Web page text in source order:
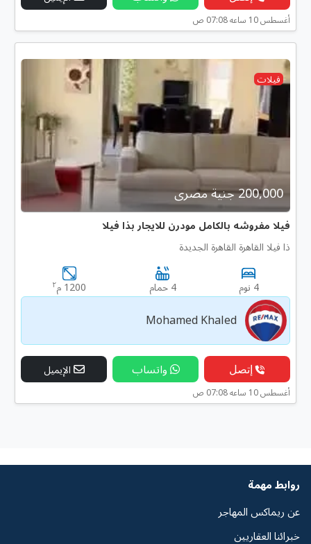
أغسطس 10 ساعه 07:08 ص
فيلات
200,000 جنية مصرى
فيلا مفروشه بالكامل مودرن للايجار بذا فيلا
ذا فيلا القاهرة القاهرة الجديدة
4 نوم 4 حمام 1200 م ٢
Mohamed Khaled
إتصل واتساب الإيميل
أغسطس 10 ساعه 07:08 ص
روابط مهمة
عن ريماكس المهاجر
خبرائنا العقاريين